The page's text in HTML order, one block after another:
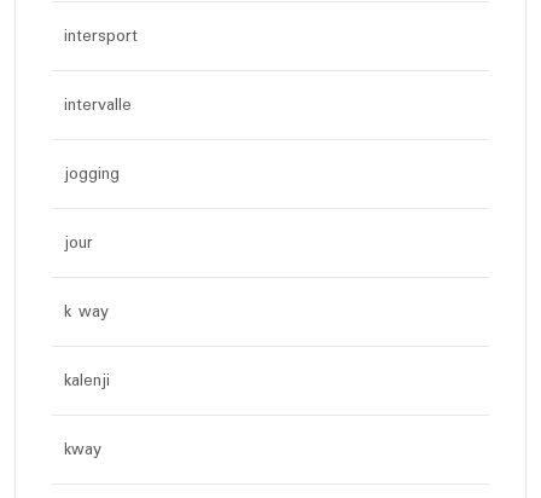
intersport
intervalle
jogging
jour
k way
kalenji
kway